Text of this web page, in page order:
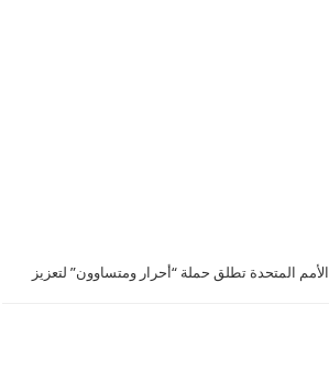
الأمم المتحدة تطلق حملة “أحرار ومتساوون” لتعزيز